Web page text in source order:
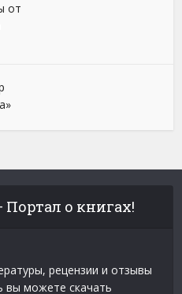
от
о книгах!
рецензии и отзывы
вы можете скачать